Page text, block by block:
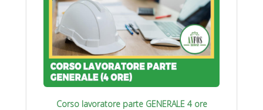
Corso lavoratore parte GENERALE 4 ore